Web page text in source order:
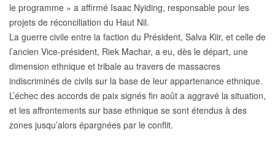
le programme » a affirmé Isaac Nyiding, responsable pour les
projets de réconciliation du Haut Nil.
La guerre civile entre la faction du Président, Salva Kiir, et celle de
l’ancien Vice-président, Riek Machar, a eu, dès le départ, une
dimension ethnique et tribale au travers de massacres
indiscriminés de civils sur la base de leur appartenance ethnique.
L’échec des accords de paix signés fin août a aggravé la situation,
et les affrontements sur base ethnique se sont étendus à des
zones jusqu’alors épargnées par le conflit.